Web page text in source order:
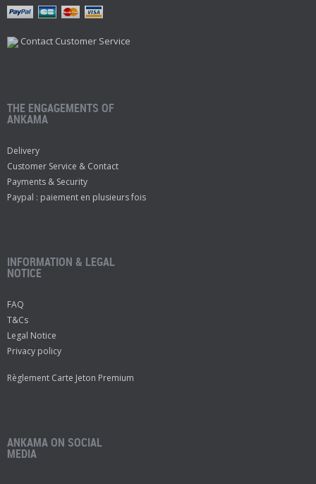
Contact Customer Service
THE ENGAGEMENTS OF
ANKAMA
Delivery
Customer Service & Contact
Payments & Security
Paypal : paiement en plusieurs fois
INFORMATION & LEGAL
NOTICE
FAQ
T&Cs
Legal Notice
Privacy policy
Règlement Carte Jeton Premium
ANKAMA ON SOCIAL
MEDIA